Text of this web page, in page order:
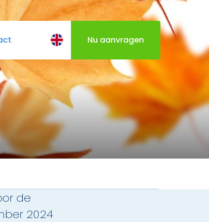
CateringmenuVaren door Utrecht
Nu aanvragen
de
2024